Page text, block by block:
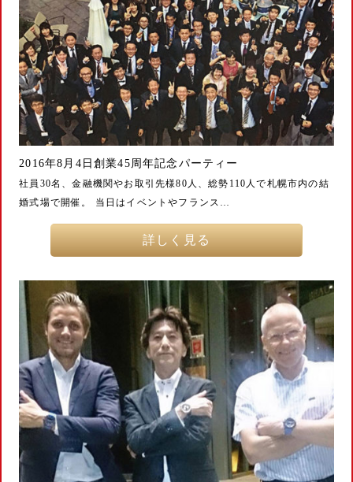
2016年8月4日創業45周年記念パーティー
社員30名、金融機関やお取引先様80人、総勢110人で札幌市内の結
婚式場で開催。 当日はイベントやフランス…
詳しく見る